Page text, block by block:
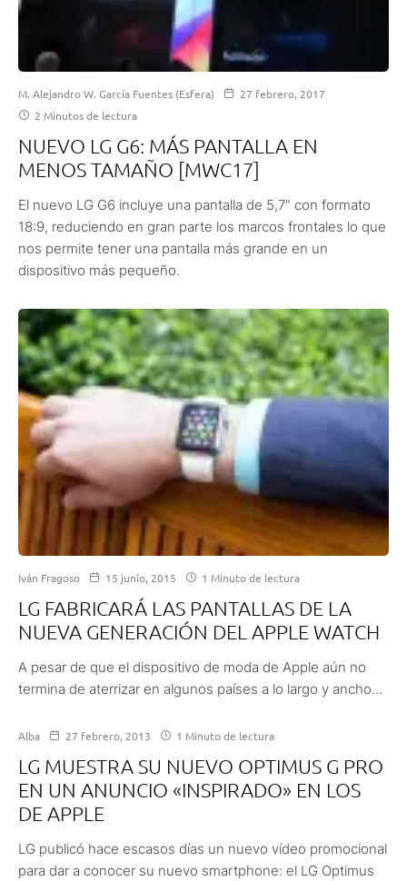
M. Alejandro W. García Fuentes (Esfera)
27 febrero, 2017
2 Minutos de lectura
NUEVO LG G6: MÁS PANTALLA EN
MENOS TAMAÑO [MWC17]
El nuevo LG G6 incluye una pantalla de 5,7" con formato
18:9, reduciendo en gran parte los marcos frontales lo que
nos permite tener una pantalla más grande en un
dispositivo más pequeño.
Iván Fragoso 15 junio, 2015 1 Minuto de lectura
LG FABRICARÁ LAS PANTALLAS DE LA
NUEVA GENERACIÓN DEL APPLE WATCH
A pesar de que el dispositivo de moda de Apple aún no
termina de aterrizar en algunos países a lo largo y ancho...
Alba 27 febrero, 2013 1 Minuto de lectura
LG MUESTRA SU NUEVO OPTIMUS G PRO
EN UN ANUNCIO «INSPIRADO» EN LOS
DE APPLE
LG publicó hace escasos días un nuevo vídeo promocional
para dar a conocer su nuevo smartphone: el LG Optimus